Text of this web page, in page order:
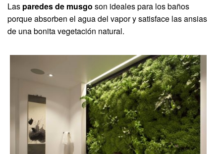
Las paredes de musgo son ideales para los baños
porque absorben el agua del vapor y satisface las ansias
de una bonita vegetación natural.